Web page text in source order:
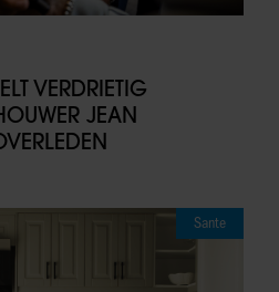
VERDRIETIG
JEAN
Sante